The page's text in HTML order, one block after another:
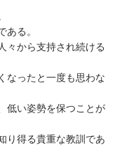
る。
々から支持され続ける
なったと一度も思わな
低い姿勢を保つことが
り得る貴重な教訓であ